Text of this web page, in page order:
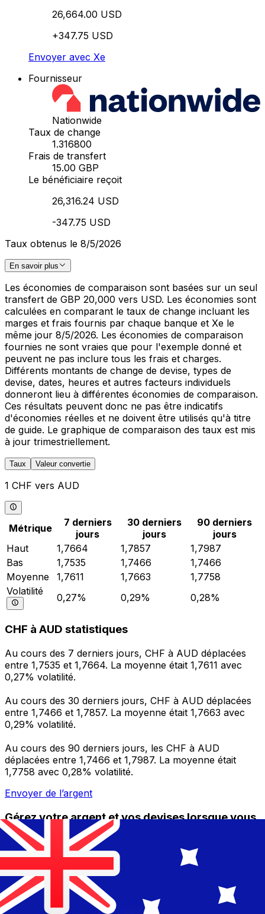
26,664.00 USD
+347.75 USD
Envoyer avec Xe
Fournisseur
Nationwide
Taux de change
1.316800
Frais de transfert
15.00 GBP
Le bénéficiaire reçoit
26,316.24 USD
-347.75 USD
Taux obtenus le 8/5/2026
En savoir plus
Les économies de comparaison sont basées sur un seul
transfert de GBP 20,000 vers USD. Les économies sont
calculées en comparant le taux de change incluant les
marges et frais fournis par chaque banque et Xe le
même jour 8/5/2026. Les économies de comparaison
fournies ne sont vraies que pour l'exemple donné et
peuvent ne pas inclure tous les frais et charges.
Différents montants de change de devise, types de
devise, dates, heures et autres facteurs individuels
donneront lieu à différentes économies de comparaison.
Ces résultats peuvent donc ne pas être indicatifs
d'économies réelles et ne doivent être utilisés qu'à titre
de guide. Le graphique de comparaison des taux est mis
à jour trimestriellement.
Taux Valeur convertie
1 CHF vers AUD
Métrique
7 derniers
jours
30 derniers
jours
90 derniers
jours
Haut
1,7664 1,7857
1,7987
Bas
1,7535 1,7466
1,7466
Moyenne
1,7611 1,7663
1,7758
Volatilité
0,27% 0,29% 0,28%
CHF à AUD statistiques
Au cours des 7 derniers jours, CHF à AUD déplacées
entre 1,7535 et 1,7664. La moyenne était 1,7611 avec
0,27% volatilité.
Au cours des 30 derniers jours, CHF à AUD déplacées
entre 1,7466 et 1,7857. La moyenne était 1,7663 avec
0,29% volatilité.
Au cours des 90 derniers jours, les CHF à AUD
déplacées entre 1,7466 et 1,7987. La moyenne était
1,7758 avec 0,28% volatilité.
Envoyer de l’argent
Gérez votre argent et vos devises lorsque vous
êtes en déplacement
L'application Xe réunit toutes les fonctionnalités
nécessaires pour vos transferts d'argent internationaux
et la gestion de vos devises. Convertissez des devises,
programmez des alertes de taux et transférez de
l'argent à l'étranger sans frais cachés. Téléchargez